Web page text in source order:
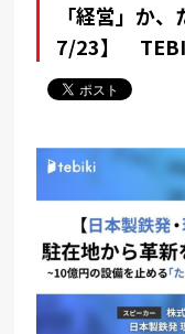
「経営」か
7/23】